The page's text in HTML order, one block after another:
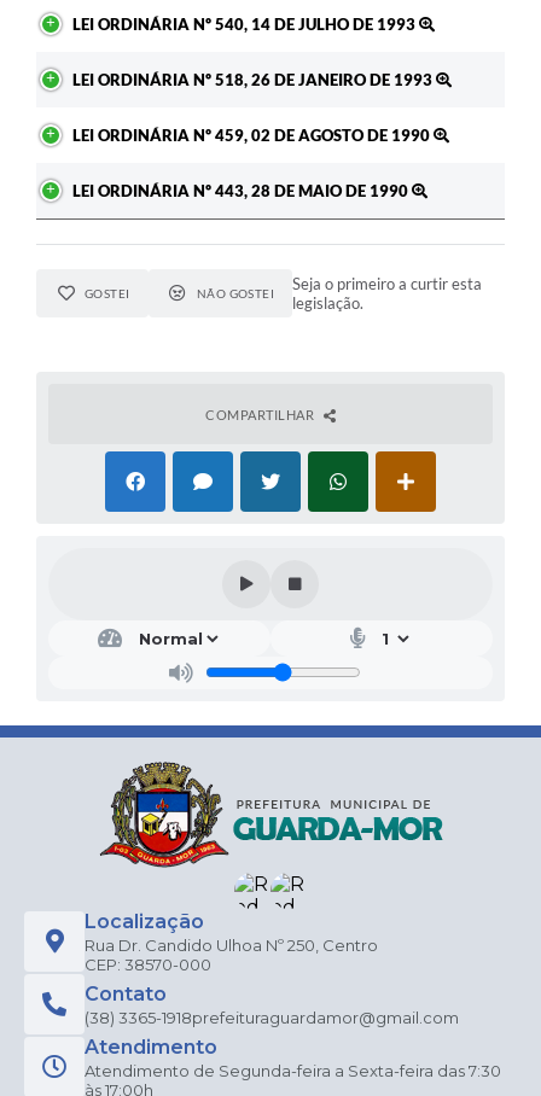
LEI ORDINÁRIA Nº 540, 14 DE JULHO DE 1993
LEI ORDINÁRIA Nº 518, 26 DE JANEIRO DE 1993
LEI ORDINÁRIA Nº 459, 02 DE AGOSTO DE 1990
LEI ORDINÁRIA Nº 443, 28 DE MAIO DE 1990
GOSTEI NÃO GOSTEI
Seja o primeiro a curtir esta
legislação.
COMPARTILHAR
Localização
Rua Dr. Candido Ulhoa Nº 250, Centro
CEP: 38570-000
Contato
(38) 3365-1918prefeituraguardamor@gmail.com
Atendimento
Atendimento de Segunda-feira a Sexta-feira das 7:30
às 17:00h